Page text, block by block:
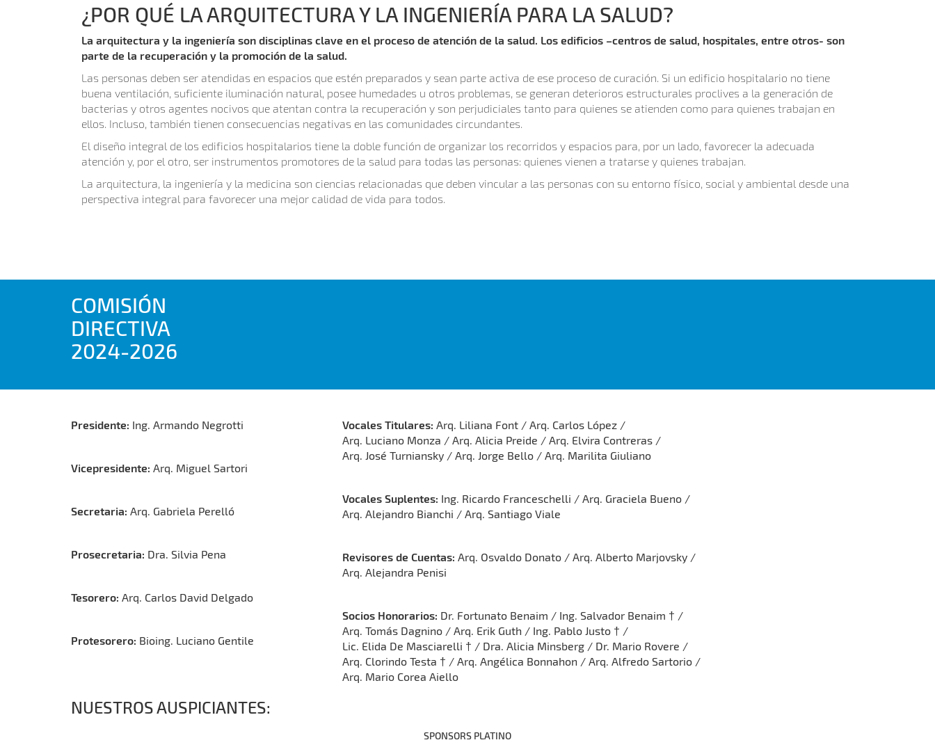
¿POR QUÉ LA ARQUITECTURA Y LA INGENIERÍA PARA LA SALUD?
La arquitectura y la ingeniería son disciplinas clave en el proceso de atención de la salud. Los edificios –centros de salud, hospitales, entre otros- son
parte de la recuperación y la promoción de la salud.
Las personas deben ser atendidas en espacios que estén preparados y sean parte activa de ese proceso de curación. Si un edificio hospitalario no tiene
buena ventilación, suficiente iluminación natural, posee humedades u otros problemas, se generan deterioros estructurales proclives a la generación de
bacterias y otros agentes nocivos que atentan contra la recuperación y son perjudiciales tanto para quienes se atienden como para quienes trabajan en
ellos. Incluso, también tienen consecuencias negativas en las comunidades circundantes.
El diseño integral de los edificios hospitalarios tiene la doble función de organizar los recorridos y espacios para, por un lado, favorecer la adecuada
atención y, por el otro, ser instrumentos promotores de la salud para todas las personas: quienes vienen a tratarse y quienes trabajan.
La arquitectura, la ingeniería y la medicina son ciencias relacionadas que deben vincular a las personas con su entorno físico, social y ambiental desde una
perspectiva integral para favorecer una mejor calidad de vida para todos.
COMISIÓN
DIRECTIVA
2024-2026
Presidente: Ing. Armando Negrotti
Vicepresidente: Arq. Miguel Sartori
Secretaria: Arq. Gabriela Perelló
Prosecretaria: Dra. Silvia Pena
Tesorero: Arq. Carlos David Delgado
Protesorero: Bioing. Luciano Gentile
Vocales Titulares: Arq. Liliana Font / Arq. Carlos López /
Arq. Luciano Monza / Arq. Alicia Preide / Arq. Elvira Contreras /
Arq. José Turniansky / Arq. Jorge Bello / Arq. Marilita Giuliano
Vocales Suplentes: Ing. Ricardo Franceschelli / Arq. Graciela Bueno /
Arq. Alejandro Bianchi / Arq. Santiago Viale
Revisores de Cuentas: Arq. Osvaldo Donato / Arq. Alberto Marjovsky /
Arq. Alejandra Penisi
Socios Honorarios: Dr. Fortunato Benaim / Ing. Salvador Benaim † /
Arq. Tomás Dagnino / Arq. Erik Guth / Ing. Pablo Justo † /
Lic. Elida De Masciarelli † / Dra. Alicia Minsberg / Dr. Mario Rovere /
Arq. Clorindo Testa † / Arq. Angélica Bonnahon / Arq. Alfredo Sartorio /
Arq. Mario Corea Aiello
NUESTROS AUSPICIANTES:
SPONSORS PLATINO